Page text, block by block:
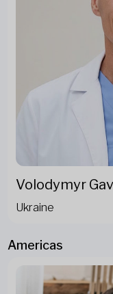
Volodymyr
Ukraine
Americas